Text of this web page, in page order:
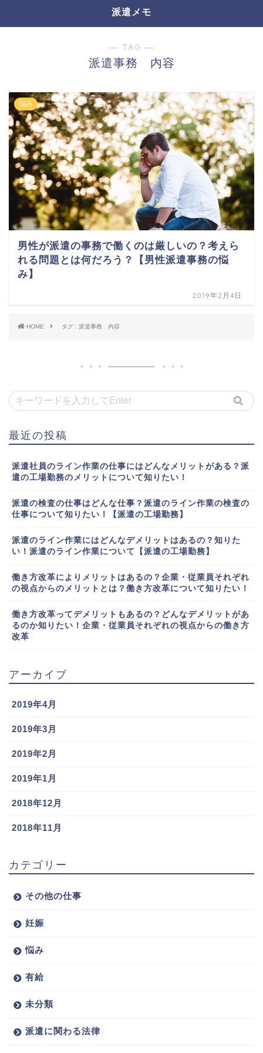
派遣メモ
― TAG ―
派遣事務 内容
悩み
男性が派遣の事務で働くのは厳しいの？考えら
れる問題とは何だろう？【男性派遣事務の悩
み】
2019年2月4日
HOME タグ : 派遣事務 内容
最近の投稿
派遣社員のライン作業の仕事にはどんなメリットがある？派
遣の工場勤務のメリットについて知りたい！
派遣の検査の仕事はどんな仕事？派遣のライン作業の検査の
仕事について知りたい！【派遣の工場勤務】
派遣のライン作業にはどんなデメリットはあるの？知りた
い！派遣のライン作業について【派遣の工場勤務】
働き方改革によりメリットはあるの？企業・従業員それぞれ
の視点からのメリットとは？働き方改革について知りたい！
働き方改革ってデメリットもあるの？どんなデメリットがあ
るのか知りたい！企業・従業員それぞれの視点からの働き方
改革
アーカイブ
2019年4月
2019年3月
2019年2月
2019年1月
2018年12月
2018年11月
カテゴリー
その他の仕事
妊娠
悩み
有給
未分類
派遣に関わる法律